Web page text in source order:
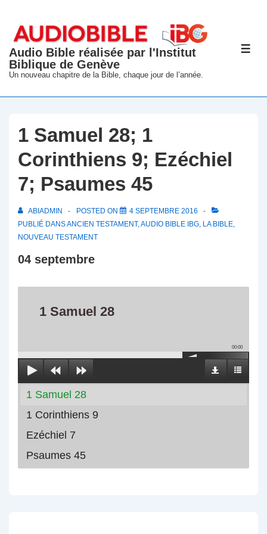
passer
contenu
principal
Audio Bible réalisée par l'Institut
Biblique de Genève
Un nouveau chapitre de la Bible, chaque jour de l’année.
1 Samuel 28; 1
Corinthiens 9; Ezéchiel
7; Psaumes 45
ABIADMIN POSTED ON
4 SEPTEMBRE 2016
PUBLIÉ DANSANCIEN TESTAMENT,AUDIO BIBLE IBG, LA BIBLE,
NOUVEAU TESTAMENT
04 septembre
1 Samuel 28
00:00
1 Samuel 28
1 Corinthiens 9
Ezéchiel 7
Psaumes 45